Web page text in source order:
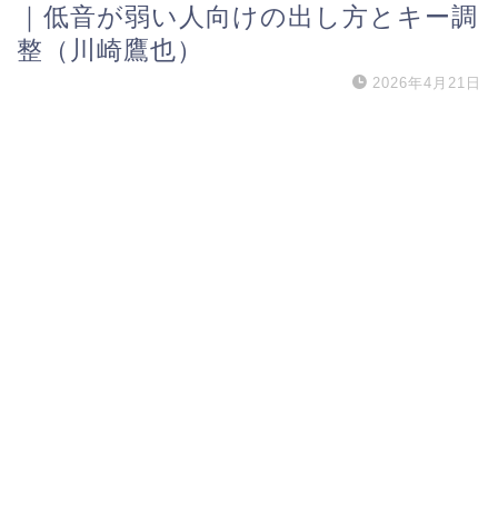
｜低音が弱い人向けの出し方とキー調
整（川崎鷹也）
2026年4月21日